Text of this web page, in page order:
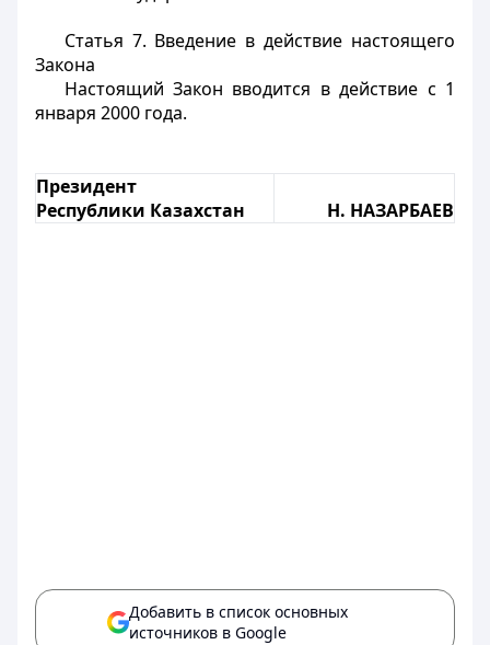
Статья 7. Введение в действие настоящего
Закона
Настоящий Закон вводится в действие с 1
января 2000 года.
Президент
Республики Казахстан
Н. НАЗАРБАЕВ
Добавить в список основных
источников в Google